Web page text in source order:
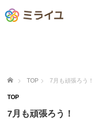
ホーム TOP 7月も頑張ろう！
TOP
7月も頑張ろう！